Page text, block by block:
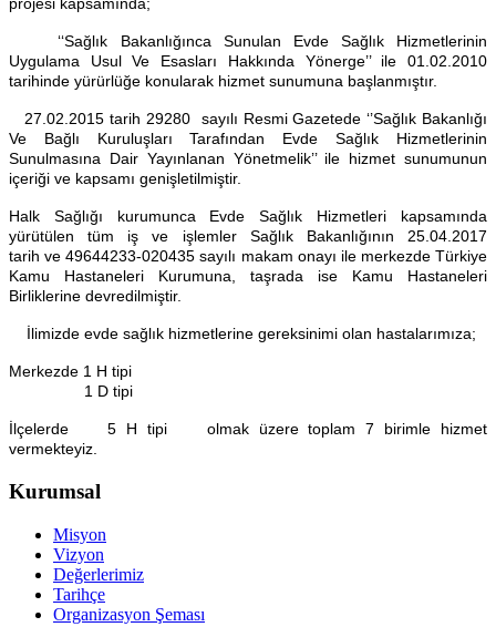
‘‘Sağlık Bakanlığınca Sunulan Evde Sağlık Hizmetlerinin
Uygulama Usul Ve Esasları Hakkında Yönerge’’ ile 01.02.2010
tarihinde yürürlüğe konularak hizmet sunumuna başlanmıştır.
27.02.2015 tarih 29280 sayılı Resmi Gazetede ‘’Sağlık Bakanlığı
Ve Bağlı Kuruluşları Tarafından Evde Sağlık Hizmetlerinin
Sunulmasına Dair Yayınlanan Yönetmelik’’ ile hizmet sunumunun
içeriği ve kapsamı genişletilmiştir.
Halk Sağlığı kurumunca Evde Sağlık Hizmetleri kapsamında
yürütülen tüm iş ve işlemler Sağlık Bakanlığının 25.04.2017
tarihve 49644233-020435 sayılı makam onayı ile merkezde Türkiye
Kamu Hastaneleri Kurumuna, taşrada ise Kamu Hastaneleri
Birliklerine devredilmiştir.
İlimizde evde sağlık hizmetlerine gereksinimi olan hastalarımıza;
Merkezde 1 H tipi
1 D tipi
İlçelerde 5 H tipi olmak üzere toplam 7 birimle hizmet
vermekteyiz.
Kurumsal
Misyon
Vizyon
Değerlerimiz
Tarihçe
Organizasyon Şeması